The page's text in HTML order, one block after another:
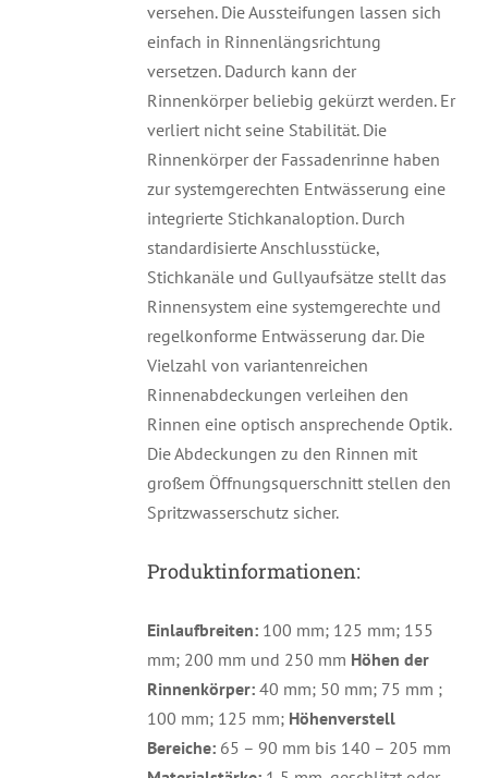
versehen. Die Aussteifungen lassen sich
einfach in Rinnenlängsrichtung
versetzen. Dadurch kann der
Rinnenkörper beliebig gekürzt werden. Er
verliert nicht seine Stabilität. Die
Rinnenkörper der Fassadenrinne haben
zur systemgerechten Entwässerung eine
integrierte Stichkanaloption. Durch
standardisierte Anschlusstücke,
Stichkanäle und Gullyaufsätze stellt das
Rinnensystem eine systemgerechte und
regelkonforme Entwässerung dar. Die
Vielzahl von variantenreichen
Rinnenabdeckungen verleihen den
Rinnen eine optisch ansprechende Optik.
Die Abdeckungen zu den Rinnen mit
großem Öffnungsquerschnitt stellen den
Spritzwasserschutz sicher.
Produktinformationen:
Einlaufbreiten:100 mm; 125 mm; 155
mm; 200 mm und 250 mm Höhen der
Rinnenkörper: 40 mm; 50 mm; 75 mm ;
100 mm; 125 mm; Höhenverstell
Bereiche:65 – 90 mm bis 140 – 205 mm